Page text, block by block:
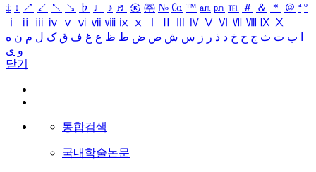
‡ ↕ ↗ ↙ ↖ ↘ ♭ ♩ ♪ ♬ ㉿ ㈜ № ㏇ ™ ㏂ ㏘ ℡ ＃ ＆ ＊ ＠ ª º
ⅰ
ⅱ ⅲ ⅳ ⅴ ⅵ ⅶ ⅷ ⅸ ⅹ Ⅳ Ⅴ Ⅵ Ⅶ Ⅷ Ⅸ Ⅹ
ب ت ث ج ح خ د ذ ر ز س ش ص ض ط ظ ع غ ف ق ک ل م ن ه
و ی
닫기
통합검색
국내학술논문